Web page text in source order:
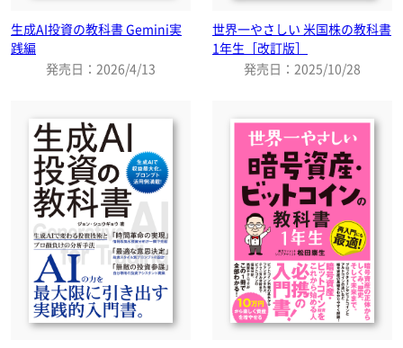
生成AI投資の教科書 Gemini実
践編
発売日：2026/4/13
世界一やさしい 米国株の教科書
1年生［改訂版］
発売日：2025/10/28